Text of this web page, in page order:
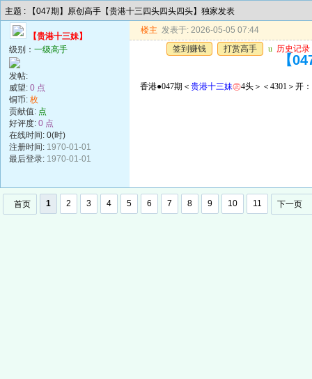
主题 : 【047期】原创高手【贵港十三四头四头四头】独家发表
【贵港十三妹】
级别： 一级高手
发帖:
威望: 0 点
铜币: 枚
贡献值: 点
好评度: 0 点
在线时间: 0(时)
注册时间: 1970-01-01
最后登录: 1970-01-01
楼主 发表于: 2026-05-05 07:44
签到赚钱
打赏高手 u 历史记录
【
香港●047期＜ 贵港十三妹㊣4头＞＜4301＞开
首页 1 2 3 4 5 6 7 8 9 10 11 下一页